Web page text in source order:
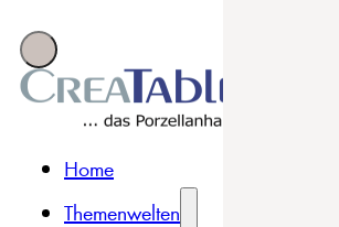
Home
Themenwelten